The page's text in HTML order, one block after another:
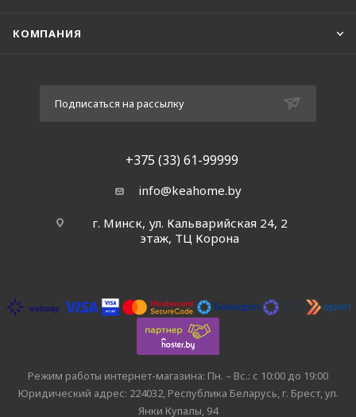
КОМПАНИЯ
Подписаться на рассылку
+375 (33) 61-99999
info@keahome.by
г. Минск, ул. Кальварийская 24, 2
этаж, ТЦ Корона
Режим работы интернет-магазина: Пн. – Вс.: с 10:00 до 19:00
Юридический адрес: 224032, Республика Беларусь, г. Брест, ул.
Янки Купалы, 94